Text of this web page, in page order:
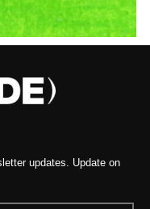
updates. Update on